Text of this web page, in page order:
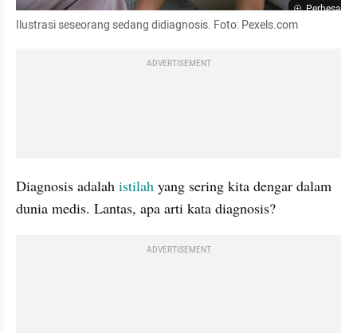
Perbesar
Ilustrasi seseorang sedang didiagnosis. Foto: Pexels.com
ADVERTISEMENT
Diagnosis adalah istilah yang sering kita dengar dalam
dunia medis. Lantas, apa arti kata diagnosis?
ADVERTISEMENT